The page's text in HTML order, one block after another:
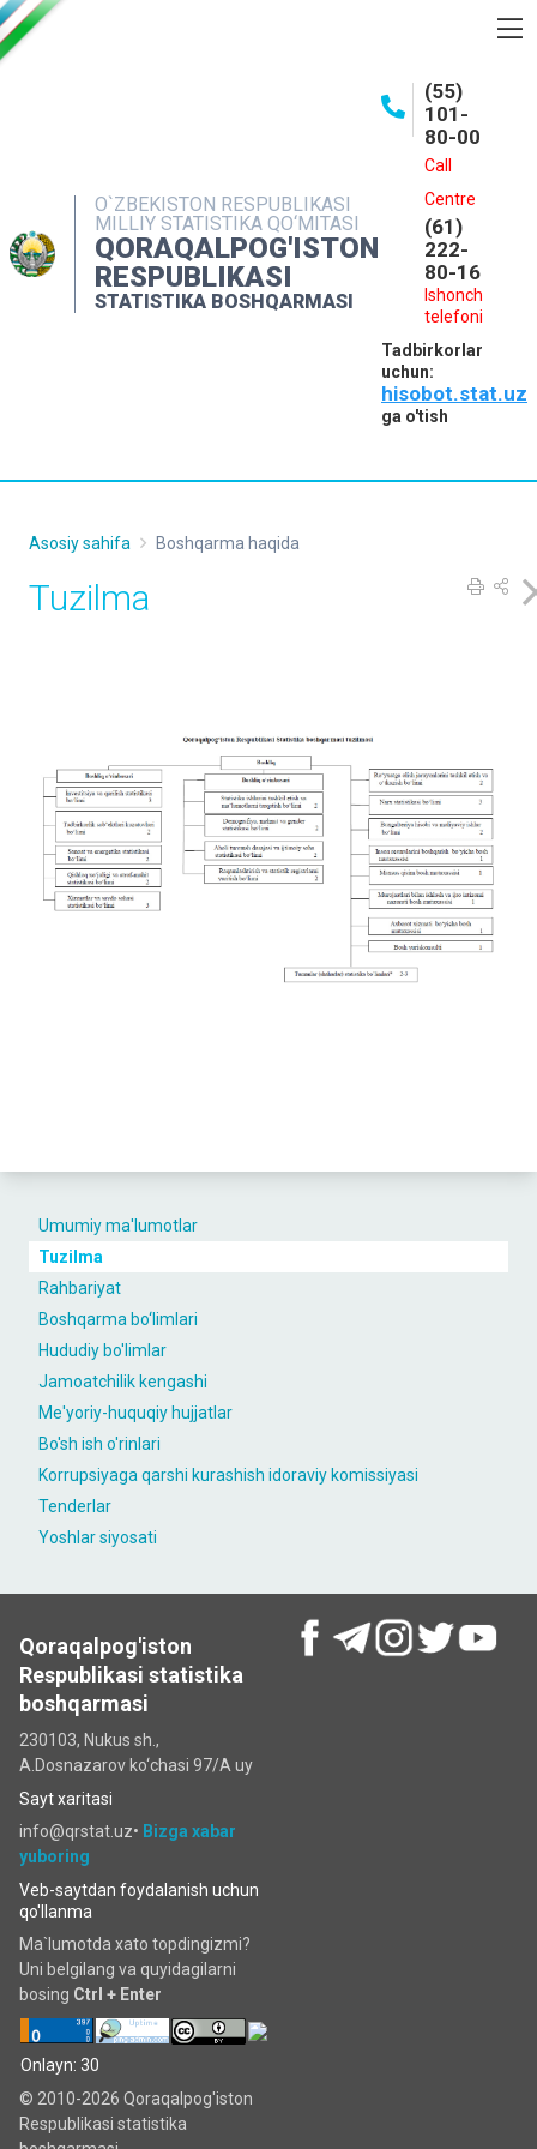
O`ZBEKISTON RESPUBLIKASI
MILLIY STATISTIKA QO‘MITASI
QORAQALPOG'ISTON
RESPUBLIKASI
STATISTIKA BOSHQARMASI
(55)
101-
80-00
Call
Centre
(61)
222-
80-16
Ishonch
telefoni
Tadbirkorlar
uchun:
hisobot.stat.uz
ga o'tish
INTERAKTIV XIZMATLAR
MATBUOT XIZMATI
MUROJAATLAR
Umumiy ma'lumotlar
Tuzilma
Rahbariyat
Boshqarma bo‘limlari
Hududiy bo'limlar
Jamoatchilik kengashi
Me'yoriy-huquqiy hujjatlar
Bo'sh ish o'rinlari
Korrupsiyaga qarshi kurashish idoraviy komissiyasi
Tenderlar
Yoshlar siyosati
Asosiy sahifa Boshqarma haqida
Tuzilma
Qoraqalpog'iston
Respublikasi statistika
boshqarmasi
230103, Nukus sh.,
A.Dosnazarov ko‘chаsi 97/A uy
Sayt xaritasi
info@qrstat.uz• Bizga xabar
yuboring
Veb-saytdan foydalanish uchun
qo'llanma
Ma`lumotda xato topdingizmi?
Uni belgilang va quyidagilarni
bosing Ctrl + Enter
Onlayn: 30
© 2010-2026 Qoraqalpog'iston
Respublikasi statistika